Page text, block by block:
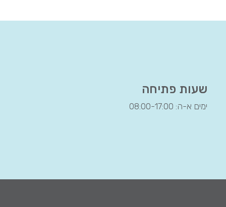
שעות פתיחה
ימים א-ה: 08:00-17:00